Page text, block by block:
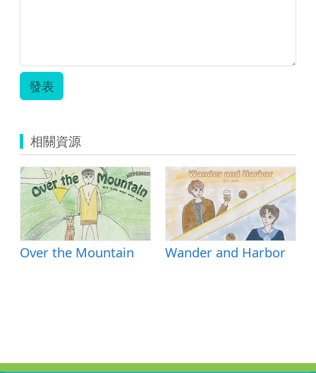
發表
相關資源
Over the Mountain Wander and Harbor